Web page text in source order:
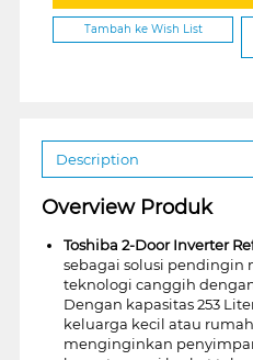
Tambah ke Wish List
Description
Overview Produk
Toshiba 2-Door Inverter
sebagai solusi pendingin
teknologi canggih
Dengan kapasitas 253
keluarga kecil atau
menginginkan